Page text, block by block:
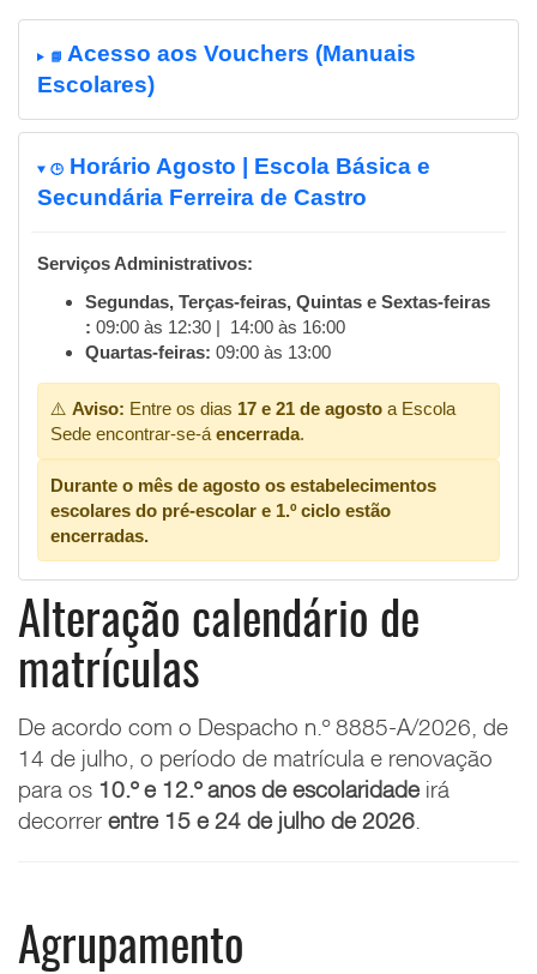
📘 Acesso aos Vouchers (Manuais
Escolares)
🕒 Horário Agosto | Escola Básica e
Secundária Ferreira de Castro
Serviços Administrativos:
Segundas, Terças-feiras, Quintas e Sextas-feiras
: 09:00 às 12:30 | 14:00 às 16:00
Quartas-feiras: 09:00 às 13:00
⚠️ Aviso: Entre os dias 17 e 21 de agosto a Escola
Sede encontrar-se-á encerrada.
Durante o mês de agosto os estabelecimentos
escolares do pré-escolar e 1.º ciclo estão
encerradas.
Alteração calendário de
matrículas
De acordo com o Despacho n.º 8885-A/2026, de
14 de julho, o período de matrícula e renovação
para os 10.º e 12.º anos de escolaridade irá
decorrer entre 15 e 24 de julho de 2026
Agrupamento